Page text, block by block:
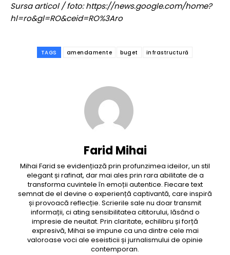
Sursa articol / foto: https://news.google.com/home?
hl=ro&gl=RO&ceid=RO%3Aro
TAGS amendamente buget infrastructură
Farid Mihai
Mihai Farid se evidențiază prin profunzimea ideilor, un stil
elegant și rafinat, dar mai ales prin rara abilitate de a
transforma cuvintele în emoții autentice. Fiecare text
semnat de el devine o experiență captivantă, care inspiră
și provoacă reflecție. Scrierile sale nu doar transmit
informații, ci ating sensibilitatea cititorului, lăsând o
impresie de neuitat. Prin claritate, echilibru și forță
expresivă, Mihai se impune ca una dintre cele mai
valoroase voci ale eseisticii și jurnalismului de opinie
contemporan.